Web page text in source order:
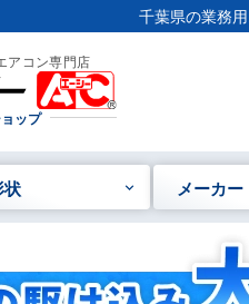
千葉県の業務
アコン専門店
ップ
状 メーカー